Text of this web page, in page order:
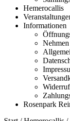
Hemerocallis
Informationen
Rosenpark